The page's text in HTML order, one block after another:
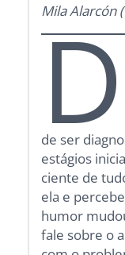
Mila Alarcón
D
de ser
estágios
ciente de
ela e
humor
fale sobre o